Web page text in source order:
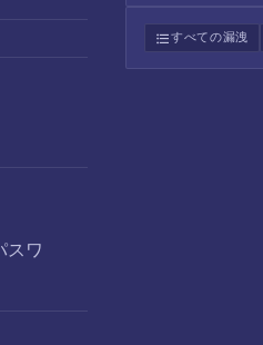
スワ
すべての漏洩